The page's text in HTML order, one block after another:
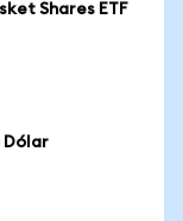
Shares ETF
Dólar